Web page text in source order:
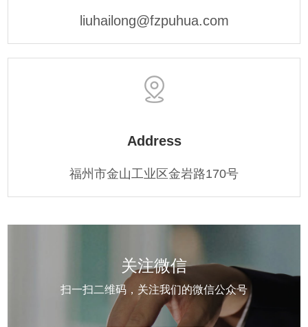
liuhailong@fzpuhua.com
Address
福州市金山工业区金岩路170号
关注微信
扫一扫二维码，关注我们的微信公众号